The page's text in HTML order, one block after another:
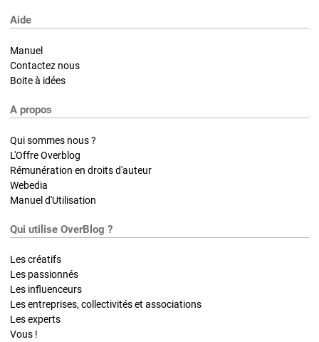
Aide
Manuel
Contactez nous
Boite à idées
A propos
Qui sommes nous ?
L'Offre Overblog
Rémunération en droits d'auteur
Webedia
Manuel d'Utilisation
Qui utilise OverBlog ?
Les créatifs
Les passionnés
Les influenceurs
Les entreprises, collectivités et associations
Les experts
Vous !